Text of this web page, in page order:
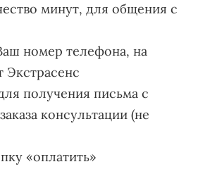
минут, для общения с
номер телефона, на
Экстрасенс
получения письма с
консультации (не
«оплатить»